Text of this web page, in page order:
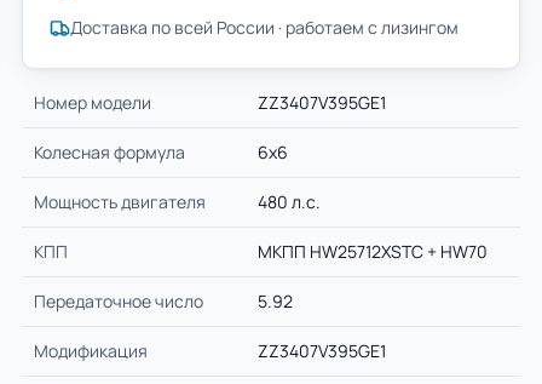
Доставка по всей России · работаем с лизингом
Номер модели ZZ3407V395GE1
Колесная формула 6х6
Мощность двигателя 480 л.с.
КПП МКПП HW25712XSTС + HW70
Передаточное число 5.92
Модификация ZZ3407V395GE1